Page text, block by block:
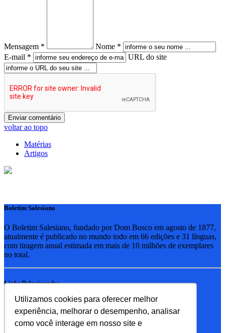
Utilizamos cookies para oferecer melhor
experiência, melhorar o desempenho, analisar
como você interage em nosso site e
Mensagem *
Nome *
E-mail *
URL do site
voltar ao topo
Matérias
Artigos
Boletim Salesiano
O Boletim Salesiano, fundado por Dom Bosco em agosto de 1877,
atualmente é publicado no mundo todo em 66 edições e 31 línguas,
com tiragem anual estimada em mais de 10 milhões de exemplares
no total.
Links Relacionados
RSB - Rede Salesiana Brasil
EDEBE - Editora
UPV - União pela Vida